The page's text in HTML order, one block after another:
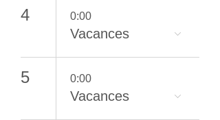
4 0:00
Vacances
5 0:00
Vacances